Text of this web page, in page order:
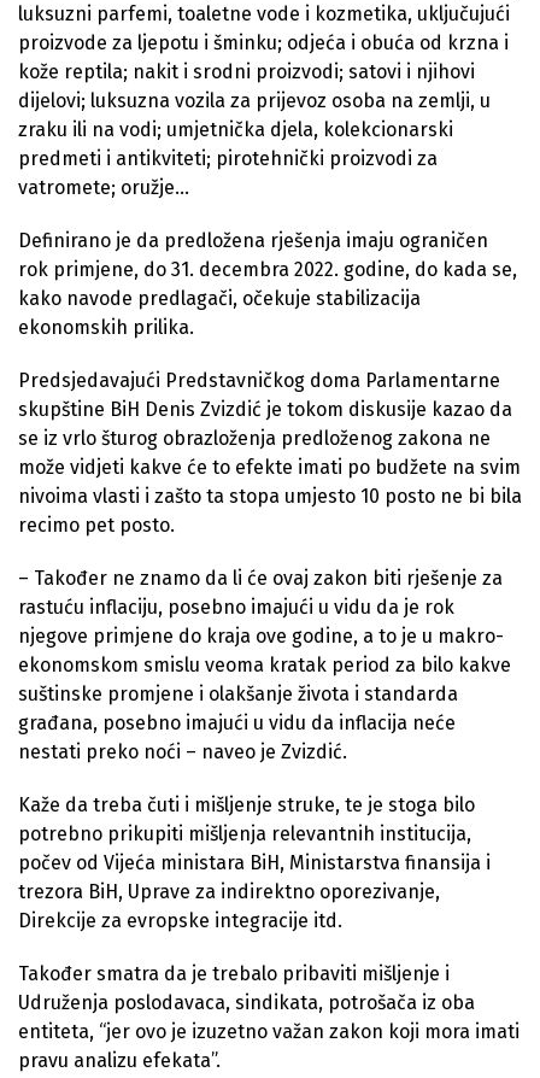
luksuzni parfemi, toaletne vode i kozmetika, uključujući
proizvode za ljepotu i šminku; odjeća i obuća od krzna i
kože reptila; nakit i srodni proizvodi; satovi i njihovi
dijelovi; luksuzna vozila za prijevoz osoba na zemlji, u
zraku ili na vodi; umjetnička djela, kolekcionarski
predmeti i antikviteti; pirotehnički proizvodi za
vatromete; oružje…
Definirano je da predložena rješenja imaju ograničen
rok primjene, do 31. decembra 2022. godine, do kada se,
kako navode predlagači, očekuje stabilizacija
ekonomskih prilika.
Predsjedavajući Predstavničkog doma Parlamentarne
skupštine BiH Denis Zvizdić je tokom diskusije kazao da
se iz vrlo šturog obrazloženja predloženog zakona ne
može vidjeti kakve će to efekte imati po budžete na svim
nivoima vlasti i zašto ta stopa umjesto 10 posto ne bi bila
recimo pet posto.
– Također ne znamo da li će ovaj zakon biti rješenje za
rastuću inflaciju, posebno imajući u vidu da je rok
njegove primjene do kraja ove godine, a to je u makro-
ekonomskom smislu veoma kratak period za bilo kakve
suštinske promjene i olakšanje života i standarda
građana, posebno imajući u vidu da inflacija neće
nestati preko noći – naveo je Zvizdić.
Kaže da treba čuti i mišljenje struke, te je stoga bilo
potrebno prikupiti mišljenja relevantnih institucija,
počev od Vijeća ministara BiH, Ministarstva finansija i
trezora BiH, Uprave za indirektno oporezivanje,
Direkcije za evropske integracije itd.
Također smatra da je trebalo pribaviti mišljenje i
Udruženja poslodavaca, sindikata, potrošača iz oba
entiteta, “jer ovo je izuzetno važan zakon koji mora imati
pravu analizu efekata”.